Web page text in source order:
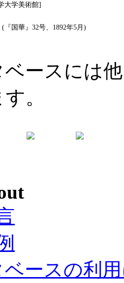
大学美術館]
(『国華』32号、1892年5月)
ースには
。
ースの利